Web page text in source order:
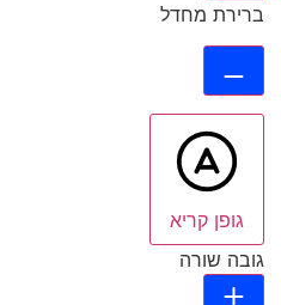
ברירת מחדל
גופן קריא
גובה שורה